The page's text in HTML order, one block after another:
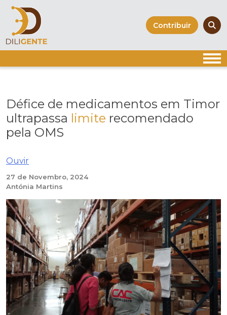
Skip
content
Contribuir
Défice de medicamentos em Timor
ultrapassa limite recomendado
pela OMS
Ouvir
27 de Novembro, 2024
Antónia Martins